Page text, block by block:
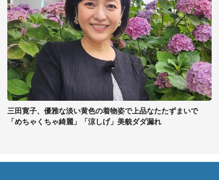
三田寛子、優雅な淡い黄色の着物姿で上品なたたずまいで
「めちゃくちゃ綺麗」「涼しげ」美貌ダダ漏れ